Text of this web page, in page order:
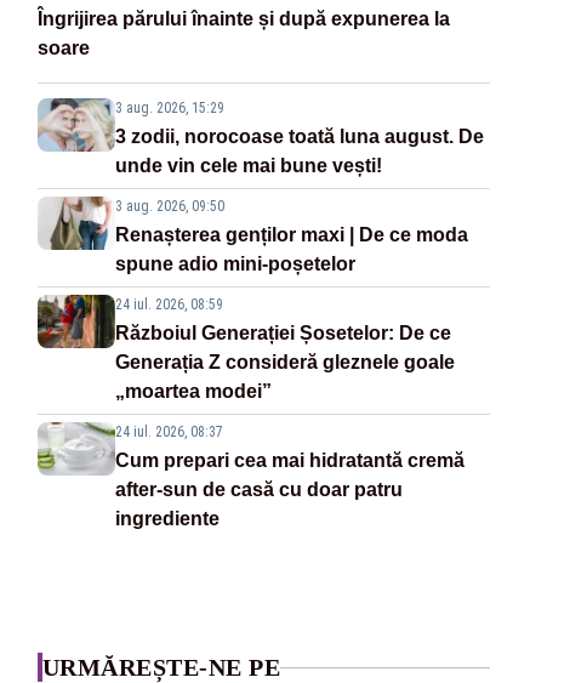
Îngrijirea părului înainte și după expunerea la
soare
3 aug. 2026, 15:29
3 zodii, norocoase toată luna august. De
unde vin cele mai bune vești!
3 aug. 2026, 09:50
Renașterea genților maxi | De ce moda
spune adio mini-poșetelor
24 iul. 2026, 08:59
Războiul Generației Șosetelor: De ce
Generația Z consideră gleznele goale
„moartea modei”
24 iul. 2026, 08:37
Cum prepari cea mai hidratantă cremă
after-sun de casă cu doar patru
ingrediente
URMĂREȘTE-NE PE